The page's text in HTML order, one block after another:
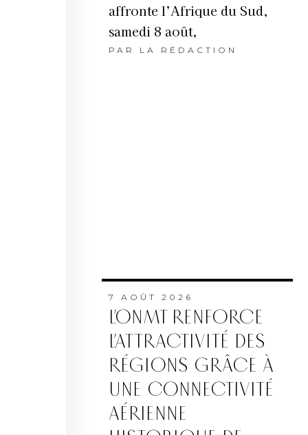
affronte l’Afrique du Sud,
samedi 8 août,
PAR LA RÉDACTION
7 AOÛT 2026
L’ONMT RENFORCE
L’ATTRACTIVITÉ DES
RÉGIONS GRÂCE À
UNE CONNECTIVITÉ
AÉRIENNE